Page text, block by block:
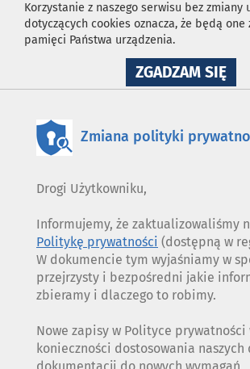
Korzystanie z naszego serwisu bez zmiany
dotyczących cookies oznacza, że będą one
pamięci Państwa urządzenia.
ZGADZAM SIĘNA
Zmiana polityki
Drogi Użytkowniku,
Informujemy, że zaktualizowaliśmy
Politykę prywatności (dostępną w
W dokumencie tym wyjaśniamy w
przejrzysty i bezpośredni jakie
zbieramy i dlaczego to robimy.
Nowe zapisy w Polityce prywatności
konieczności dostosowania naszych